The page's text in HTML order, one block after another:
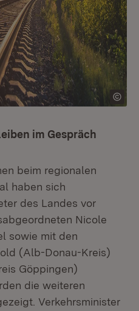
im Gespräch
beim regionalen
haben sich
des Landes vor
Nicole
sowie mit den
(Alb-Donau-Kreis)
Göppingen)
die weiteren
Verkehrsminister